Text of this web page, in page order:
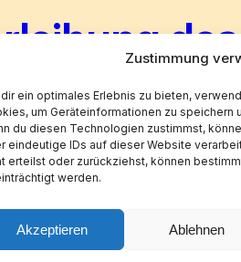
Zustimmung
ein optimales Erlebnis zu bieten,
um Geräteinformationen zu speichern
du diesen Technologien zustimmst,
eindeutige IDs auf dieser Website
erteilst oder zurückziehst, können
werden.
Akzeptieren Ablehnen
Herber-Preises an den
Domstadt Eichstätt. Die
Weihbischof Dr. Josef